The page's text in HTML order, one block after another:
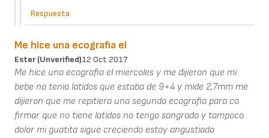
Respuesta
Me hice una ecografia el
Ester (unverified)12 Oct 2017
Me hice una ecografia el miercoles y me dijieron que mi
bebe no tenia latidos que estaba de 9+4 y mide 2,7mm me
dijieron que me repitiera una segunda ecografia para co
firmar que no tiene latidos no tengo sangrado y tampoco
dolor mi guatita sigue creciendo estoy angustiada